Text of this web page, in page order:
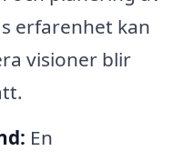
erfarenhet kan
visioner blir
En